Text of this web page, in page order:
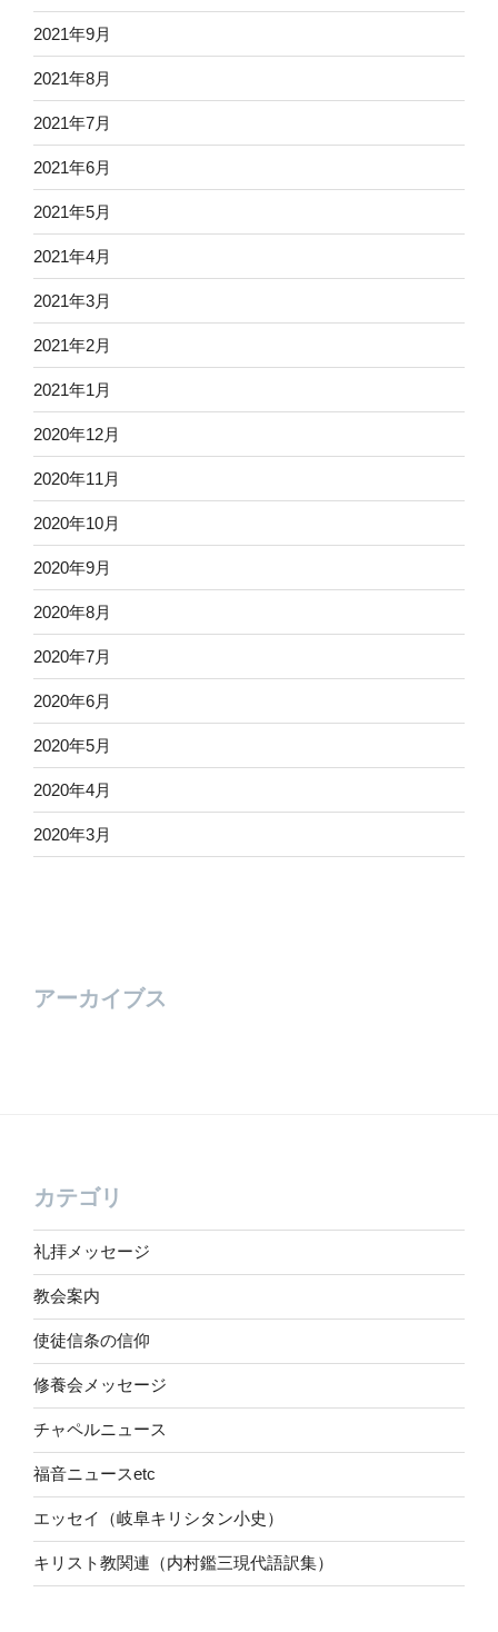
2021年9月
2021年8月
2021年7月
2021年6月
2021年5月
2021年4月
2021年3月
2021年2月
2021年1月
2020年12月
2020年11月
2020年10月
2020年9月
2020年8月
2020年7月
2020年6月
2020年5月
2020年4月
2020年3月
アーカイブス
カテゴリ
礼拝メッセージ
教会案内
使徒信条の信仰
修養会メッセージ
チャペルニュース
福音ニュースetc
エッセイ（岐阜キリシタン小史）
キリスト教関連（内村鑑三現代語訳集）